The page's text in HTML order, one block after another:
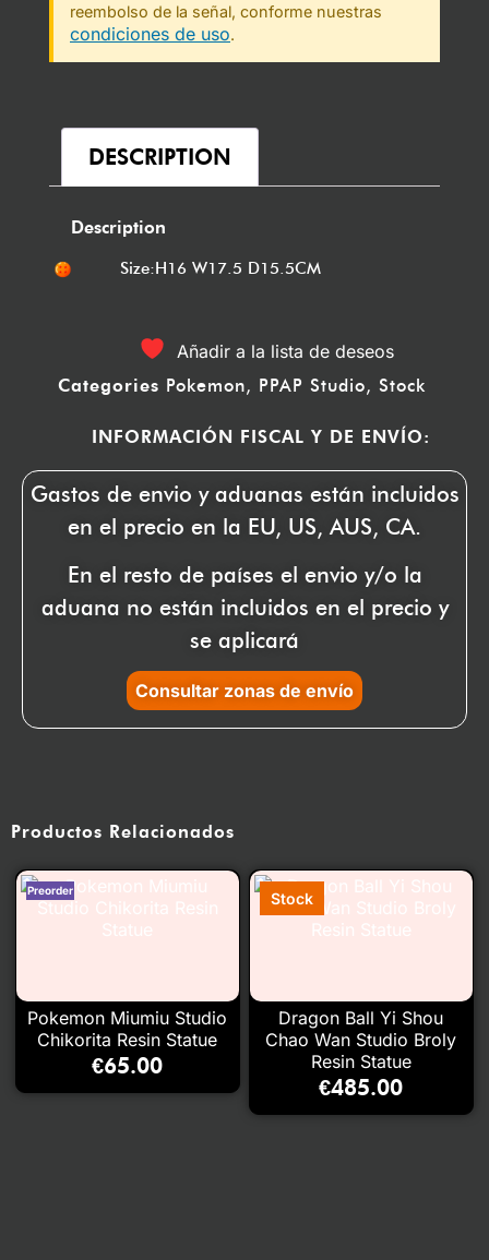
reembolso de la señal, conforme nuestras
condiciones de uso.
DESCRIPTION
Description
Size:H16 W17.5 D15.5CM
Añadir a la lista de deseos
Categories Pokemon, PPAP Studio, Stock
INFORMACIÓN FISCAL Y DE ENVÍO:
Gastos de envio y aduanas están incluidos
en el precio en la EU, US, AUS, CA.
En el resto de países el envio y/o la
aduana no están incluidos en el precio y
se aplicará
Consultar zonas de envío
Productos Relacionados
Pokemon Miumiu Studio
Chikorita Resin Statue
€65.00
Dragon Ball Yi Shou
Chao Wan Studio Broly
Resin Statue
€485.00